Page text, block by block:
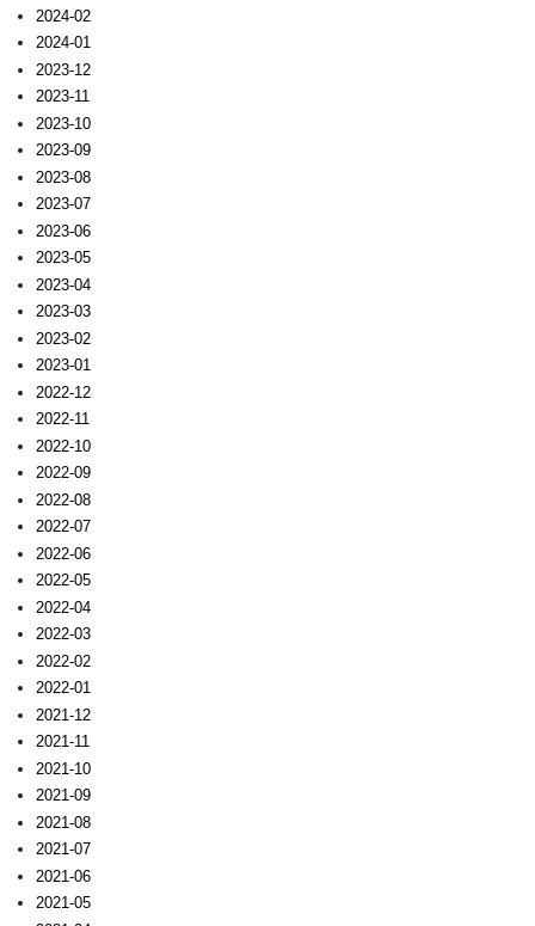
2024-02
2024-01
2023-12
2023-11
2023-10
2023-09
2023-08
2023-07
2023-06
2023-05
2023-04
2023-03
2023-02
2023-01
2022-12
2022-11
2022-10
2022-09
2022-08
2022-07
2022-06
2022-05
2022-04
2022-03
2022-02
2022-01
2021-12
2021-11
2021-10
2021-09
2021-08
2021-07
2021-06
2021-05